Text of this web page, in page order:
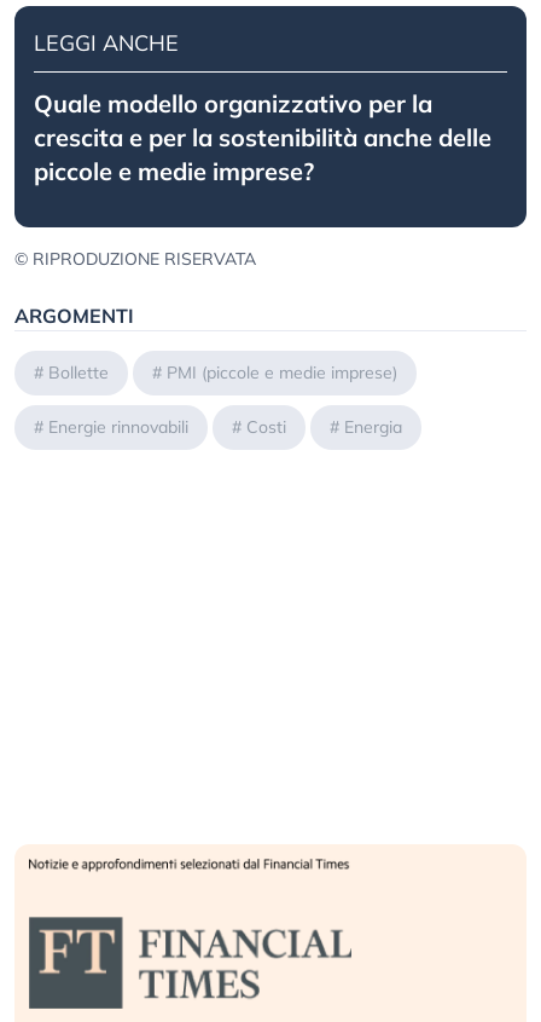
LEGGI ANCHE
Quale modello organizzativo per la
crescita e per la sostenibilità anche delle
piccole e medie imprese?
© RIPRODUZIONE RISERVATA
ARGOMENTI
# Bollette # PMI (piccole e medie imprese)
# Energie rinnovabili # Costi # Energia